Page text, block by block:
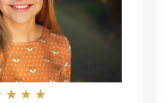
★ ★ ★5